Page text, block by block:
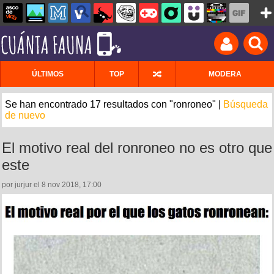
ÚLTIMOS TOP MODERA
Se han encontrado 17 resultados con "ronroneo" |
Búsqueda
de nuevo
El motivo real del ronroneo no es otro que
este
por jurjur el 8 nov 2018, 17:00